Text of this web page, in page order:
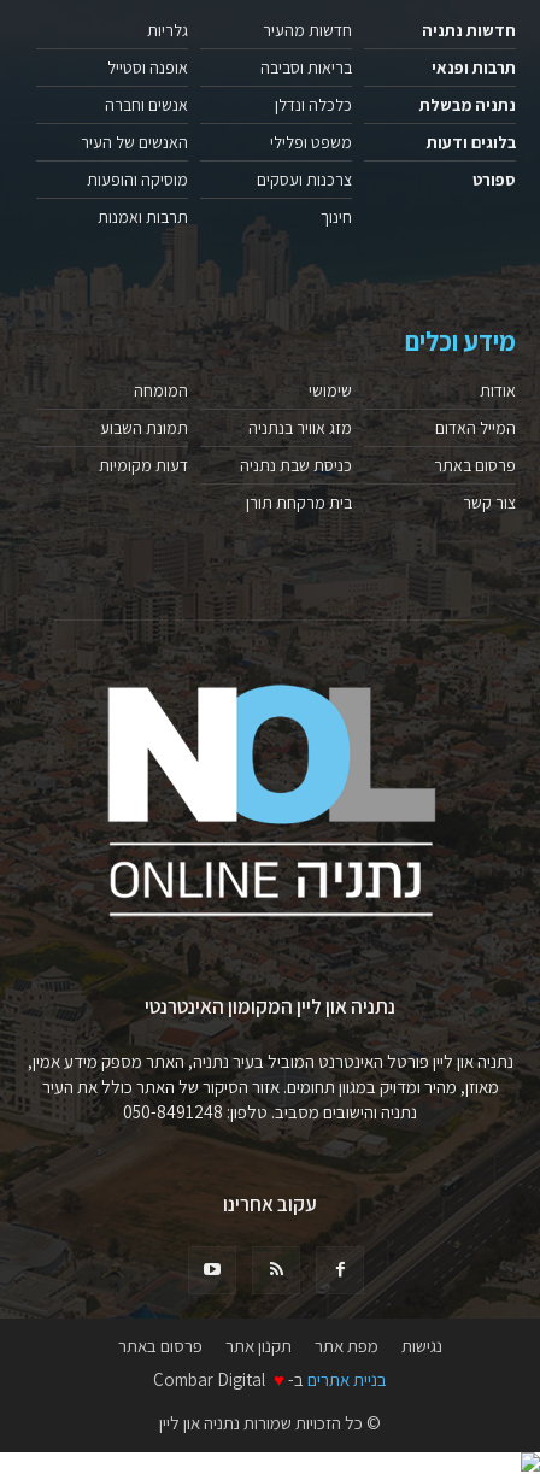
חדשות נתניה
תרבות ופנאי
נתניה מבשלת
בלוגים ודעות
ספורט
חדשות מהעיר
בריאות וסביבה
כלכלה ונדלן
משפט ופלילי
צרכנות ועסקים
חינוך
גלריות
אופנה וסטייל
אנשים וחברה
האנשים של העיר
מוסיקה והופעות
תרבות ואמנות
מידע וכלים
אודות
המייל האדום
פרסום באתר
צור קשר
שימושי
מזג אוויר בנתניה
כניסת שבת נתניה
בית מרקחת תורן
המומחה
תמונת השבוע
דעות מקומיות
נתניה און ליין המקומון האינטרנטי
נתניה און ליין פורטל האינטרנט המוביל בעיר נתניה, האתר מספק מידע אמין,
מאוזן, מהיר ומדויק במגוון תחומים. אזור הסיקור של האתר כולל את העיר
נתניה והישובים מסביב. טלפון: 050-8491248
עקוב אחרינו
נגישות מפת אתר תקנון אתר
פרסום באתר
בניית אתרים ב- ♥
© כל הזכויות שמורות נתניה און ליין